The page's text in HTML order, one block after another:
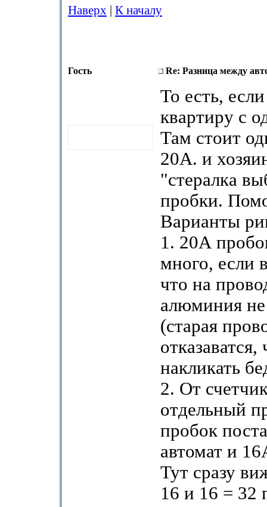
Наверх | К началу
Гость Re: Разница между
То есть,
квартиру с
Там стоит
20А. и
"стералка
пробки.
Варианты
1. 20А
много, если
что на
алюминия
(старая
накликать
2. От
отдельный
пробок
автомат и
Тут сразу
16 и 16 = 32